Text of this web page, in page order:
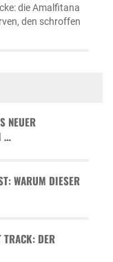
die Amalfitana
den schroffen
NEUER
…
WARUM DIESER
TRACK: DER